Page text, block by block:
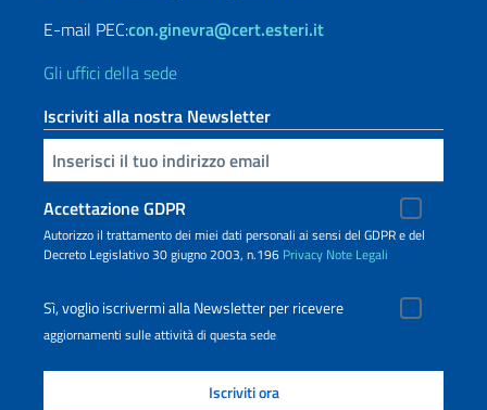
E-mail PEC:con.ginevra@cert.esteri.it
Gli uffici della sede
Iscriviti alla nostra Newsletter
Inserisci la tua email
Accettazione GDPR
Autorizzo il trattamento dei miei dati personali ai sensi del GDPR e del
Decreto Legislativo 30 giugno 2003, n.196 Privacy Note Legali
Sì, voglio iscrivermi alla Newsletter per ricevere
aggiornamenti sulle attività di questa sede